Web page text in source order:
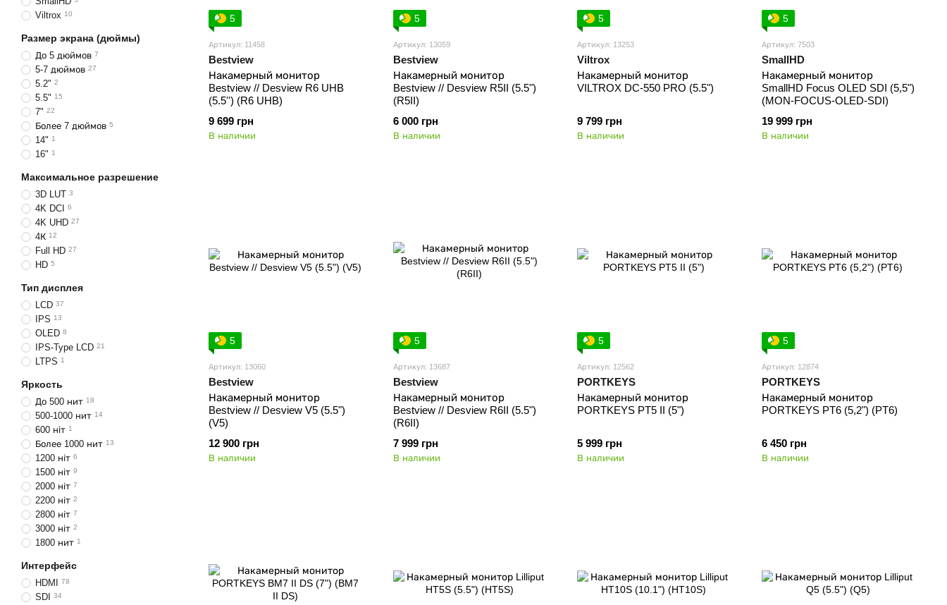
5
Артикул: 11458
Bestview
Накамерный монитор
Bestview // Desview R6 UHB
(5.5'') (R6 UHB)
9 699 грн
В наличии
5
Артикул: 13059
Bestview
Накамерный монитор
Bestview // Desview R5II (5.5")
(R5II)
6 000 грн
В наличии
5
Артикул: 13253
Viltrox
Накамерный монитор
VILTROX DC-550 PRO (5.5")
9 799 грн
В наличии
5
Артикул: 7503
SmallHD
Накамерный монитор
SmallHD Focus OLED SDI (5,5")
(MON-FOCUS-OLED-SDI)
19 999 грн
В наличии
5
Артикул: 13060
Bestview
Накамерный монитор
Bestview // Desview V5 (5.5")
(V5)
12 900 грн
В наличии
5
Артикул: 13687
Bestview
Накамерный монитор
Bestview // Desview R6II (5.5")
(R6II)
7 999 грн
В наличии
5
Артикул: 12562
PORTKEYS
Накамерный монитор
PORTKEYS PT5 II (5")
5 999 грн
В наличии
5
Артикул: 12874
PORTKEYS
Накамерный монитор
PORTKEYS PT6 (5,2") (PT6)
6 450 грн
В наличии
Viltrox 10
Размер экрана (дюймы)
До 5 дюймов 7
5-7 дюймов 27
5.2" 2
5.5" 15
7" 22
Более 7 дюймов 5
14" 1
16" 1
Максимальное разрешение
3D LUT 3
4K DCI 6
4K UHD 27
4К 12
Full HD 27
HD 5
Тип дисплея
LCD 37
IPS 13
OLED 8
IPS-Type LCD 21
LTPS 1
Яркость
До 500 нит 18
500-1000 нит 14
600 ніт 1
Более 1000 нит 13
1200 ніт 6
1500 ніт 9
2000 ніт 7
2200 ніт 2
2800 ніт 7
3000 ніт 2
1800 нит 1
Интерфейс
HDMI 78
SDI 34